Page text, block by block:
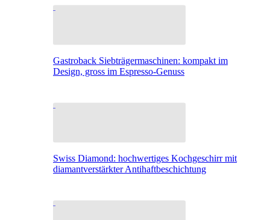
Gastroback Siebträgermaschinen: kompakt im
Design, gross im Espresso-Genuss
Swiss Diamond: hochwertiges Kochgeschirr mit
diamantverstärkter Antihaftbeschichtung